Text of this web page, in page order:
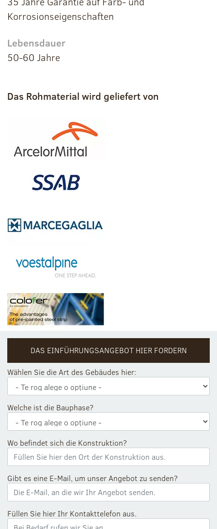
Korrosionseigenschaften
Lebensdauer
50-60 Jahre
Das Rohmaterial wird geliefert von
DAS EINFÜHRUNGSANGEBOT HIER FORDERN
Wählen Sie die Art des Gebäudes hier:
Welche ist die Bauphase?
Wo befindet sich die Konstruktion?
Gibt es eine E-Mail, um unser Angebot zu senden?
Füllen Sie hier Ihr Kontakttelefon aus.